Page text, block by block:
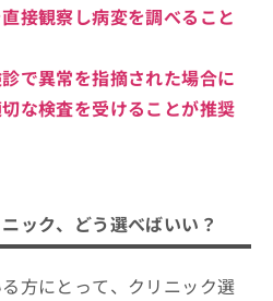
接観察し病変を調べること
で異常を指摘された場合に
な検査を受けることが推奨
ック、どう選べばいい？
方にとって、クリニック選